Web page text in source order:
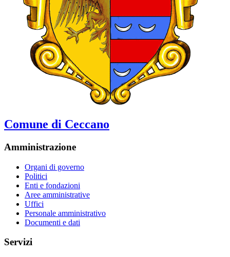
Comune di Ceccano
Amministrazione
Organi di governo
Politici
Enti e fondazioni
Aree amministrative
Uffici
Personale amministrativo
Documenti e dati
Servizi